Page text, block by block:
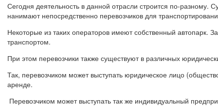
Сегодня деятельность в данной отрасли строится по-разному.
нанимают непосредственно перевозчиков для
Некоторые из таких операторов имеют собственный автопарк.
транспортом.
При этом перевозчики также существуют в различных
Так, перевозчиком может выступать юридическое лицо
аренде.
Перевозчиком может выступать так же индивидуальный